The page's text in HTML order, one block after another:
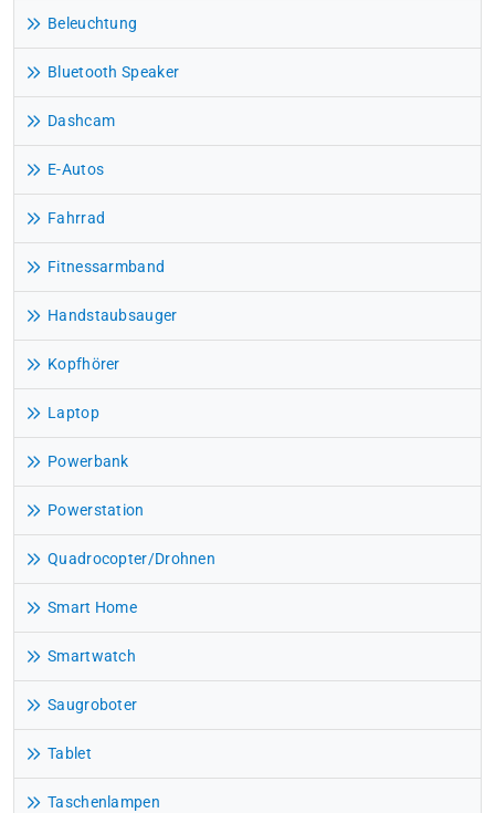
Beleuchtung
Bluetooth Speaker
Dashcam
E-Autos
Fahrrad
Fitnessarmband
Handstaubsauger
Kopfhörer
Laptop
Powerbank
Powerstation
Quadrocopter/Drohnen
Smart Home
Smartwatch
Saugroboter
Tablet
Taschenlampen